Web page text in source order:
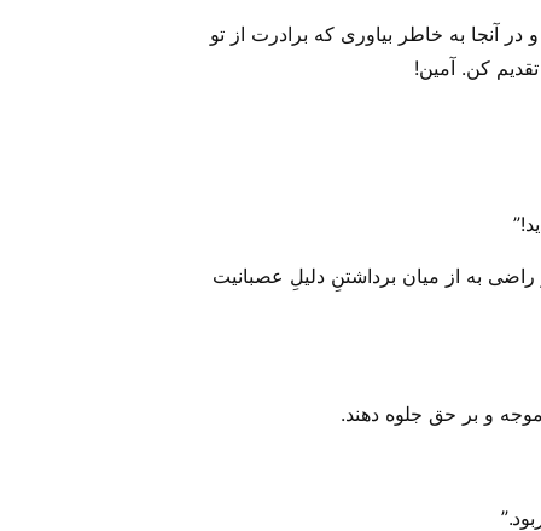
هدیه خود را به قربانگاه ببری و در آنجا به خاطر بیاوری که برادرت از تو
به از میان برداشتنِ دلیلِ عصبانیت
موجه و بر حق جلوه دهند.